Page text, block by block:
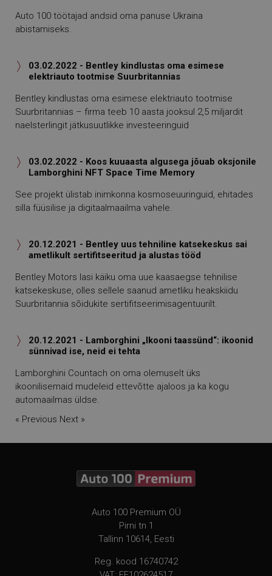
Auto 100 töötajad andsid oma panuse Ukraina
abistamiseks.

03.02.2022 - Bentley kindlustas oma esimese
elektriauto tootmise Suurbritannias
Bentley kindlustas oma esimese elektriauto tootmise
Suurbritannias – firma teeb 10 aasta jooksul 2,5 miljardit
naelsterlingit jätkusuutlikke investeeringuid

03.02.2022 - Koos kuuaasta algusega jõuab oksjonile
Lamborghini NFT Space Time Memory
See projekt ülistab inimkonna kosmoseuuringuid, ehitades
silla füüsilise ja digitaalmaailma vahele.

20.12.2021 - Bentley uus tehniline katsekeskus sai
ametlikult sertifitseeritud ja alustas tööd
Bentley Motors lasi käiku oma uue kaasaegse tehnilise
katsekeskuse, olles sellele saanud ametliku heakskiidu
Suurbritannia sõidukite sertifitseerimisagentuurilt.

20.12.2021 - Lamborghini „Ikooni taassünd“: ikoonid
sünnivad ise, neid ei tehta
Lamborghini Countach on oma olemuselt üks
ikoonilisemaid mudeleid ettevõtte ajaloos ja ka kogu
automaailmas üldse.
« Previous Next »
Auto 100 Premium OÜ
Pirni tn 1
Tallinn 10614, Eesti
Reg. kood 16740742